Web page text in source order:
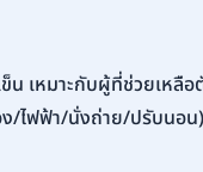
เหมาะกับผู้ที่ช่วยเหลือ
ง/ไฟฟ้า/นั่งถ่าย/ปรับนอ